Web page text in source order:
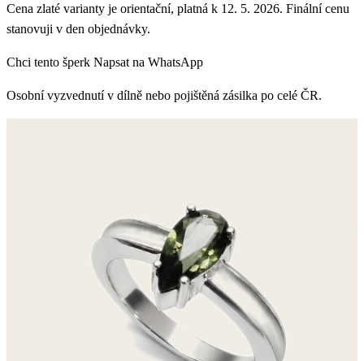
Cena zlaté varianty je orientační, platná k 12. 5. 2026. Finální cenu
stanovuji v den objednávky.
Chci tento šperk Napsat na WhatsApp
Osobní vyzvednutí v dílně nebo pojištěná zásilka po celé ČR.